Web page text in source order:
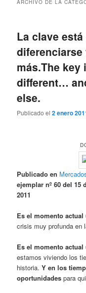
ARCHIVO DE LA
La clave está
diferenciarse
más.The key
different…
else.
Publicado el2 enero
Publicado en
ejemplar nº 60 del 15
2011
Es el momento
crisis muy profunda en
Es el momento
estamos viviendo los
historia.Y en los
oportunidades para